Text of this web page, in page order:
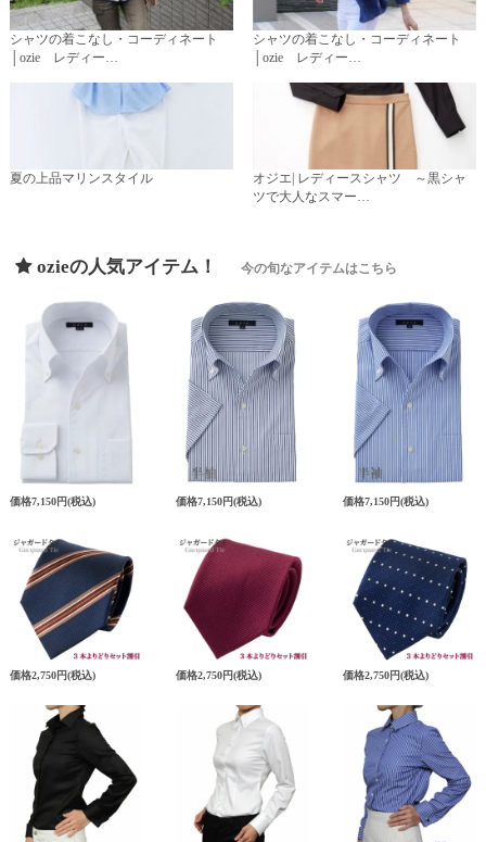
シャツの着こなし・コーディネート
│ozie レディー…
シャツの着こなし・コーディネート
│ozie レディー…
夏の上品マリンスタイル
オジエ| レディースシャツ ～黒シャ
ツで大人なスマー…
ozieの人気アイテム！ 今の旬なアイテムはこちら
価格7,150円(税込) 価格7,150円(税込) 価格7,150円(税込)
価格2,750円(税込) 価格2,750円(税込) 価格2,750円(税込)